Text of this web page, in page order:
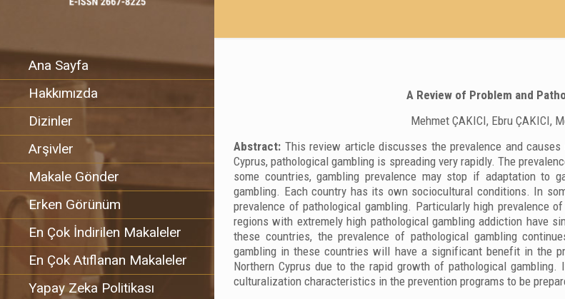
Ana Sayfa
Hakkımızda
Dizinler
Arşivler
Makale Gönder
Erken Görünüm
En Çok İndirilen Makaleler
En Çok Atıflanan Makaleler
Yapay Zeka Politikası
A Review of Problem and
Mehmet ÇAKICI, Ebru ÇAKICI,
Abstract: This review article discusses the prevalence and
Cyprus, pathological gambling is spreading very rapidly. The
some countries, gambling prevalence may stop if adaptation to
gambling. Each country has its own sociocultural conditions. In
prevalence of pathological gambling. Particularly high prevalence
regions with extremely high pathological gambling addiction have
these countries, the prevalence of pathological gambling
gambling in these countries will have a significant benefit in the
Northern Cyprus due to the rapid growth of pathological
culturalization characteristics in the prevention programs to be